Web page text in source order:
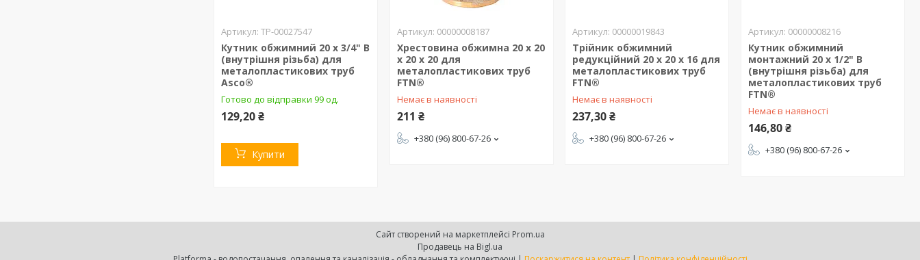
ТР-00027547
Кутник обжимний 20 х 3/4" В
(внутрішня різьба) для
металопластикових труб
Asco®
Готово до відправки 99 од.
129,20 ₴
Купити
00000008187
Хрестовина обжимна 20 х 20
х 20 х 20 для
металопластикових труб
FTN®
Немає в наявності
211 ₴
+380 (96) 800-67-26
00000019843
Трійник обжимний
редукційний 20 х 20 х 16 для
металопластикових труб
FTN®
Немає в наявності
237,30 ₴
+380 (96) 800-67-26
00000008216
Кутник обжимний
монтажний 20 х 1/2" В
(внутрішня різьба) для
металопластикових труб
FTN®
Немає в наявності
146,80 ₴
+380 (96) 800-67-26
Сайт створений на маркетплейсі Prom.ua
Продавець на Bigl.ua